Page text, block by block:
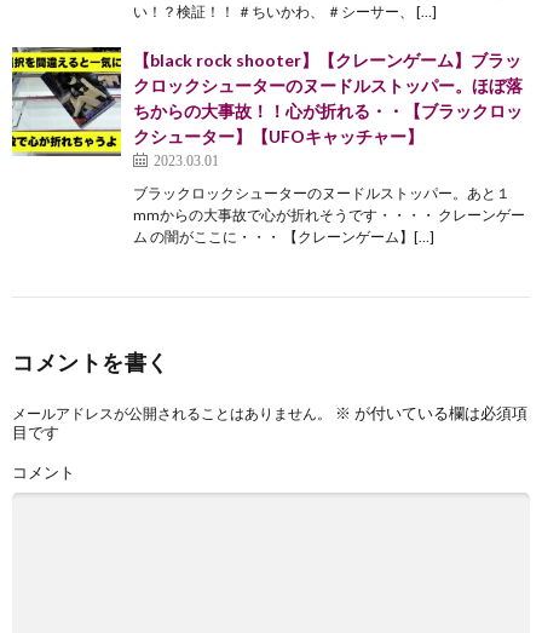
い！？検証！！ ＃ちいかわ、 ＃シーサー、 […]
【black rock shooter】【クレーンゲーム】ブラッ
クロックシューターのヌードルストッパー。ほぼ落
ちからの大事故！！心が折れる・・【ブラックロッ
クシューター】【UFOキャッチャー】
2023.03.01
ブラックロックシューターのヌードルストッパー。あと１
mmからの大事故で心が折れそうです・・・・ クレーンゲー
ム の闇がここに・・・ 【クレーンゲーム】[…]
コメントを書く
メールアドレスが公開されることはありません。 ※ が付いている欄は必須項
目です
コメント